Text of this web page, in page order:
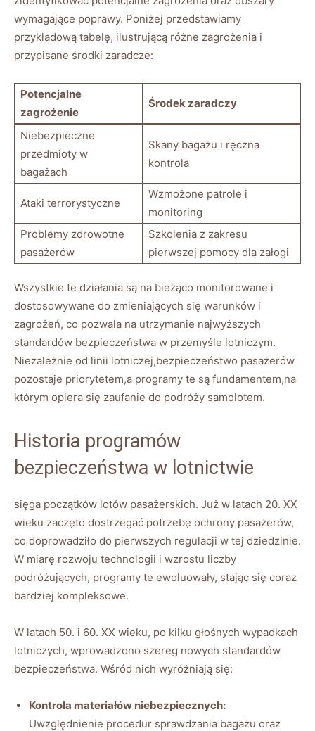
wymagające poprawy. Poniżej przedstawiamy
przykładową tabelę, ilustrującą różne ⁤zagrożenia ‌i
przypisane środki zaradcze:
Potencjalne‍
zagrożenie
Środek zaradczy
Niebezpieczne
przedmioty w
bagażach
Skany bagażu i ręczna
kontrola
Ataki terrorystyczne
Wzmożone ⁤patrole i
monitoring
Problemy zdrowotne
pasażerów
Szkolenia z zakresu
pierwszej ‍pomocy dla załogi
Wszystkie te działania są na bieżąco monitorowane i
dostosowywane do zmieniających się warunków i
⁣zagrożeń, ⁢co pozwala na⁤ utrzymanie najwyższych
standardów bezpieczeństwa w ‌przemyśle ⁤lotniczym.
Niezależnie od linii lotniczej,bezpieczeństwo⁣ pasażerów
pozostaje priorytetem,a‍ programy te są fundamentem,na
którym opiera się zaufanie do podróży samolotem.
Historia programów​
bezpieczeństwa w lotnictwie
sięga początków lotów⁤ pasażerskich. Już w latach 20. XX
wieku zaczęto dostrzegać potrzebę ochrony ⁣pasażerów,
co doprowadziło do pierwszych regulacji w tej dziedzinie.‍
W miarę rozwoju technologii i wzrostu liczby
podróżujących, programy te ewoluowały, stając się coraz
bardziej kompleksowe.
W latach 50. i 60. XX wieku, po kilku głośnych wypadkach
lotniczych,​ wprowadzono szereg nowych standardów
bezpieczeństwa. Wśród nich wyróżniają się:
Kontrola materiałów niebezpiecznych:
Uwzględnienie procedur sprawdzania bagażu oraz